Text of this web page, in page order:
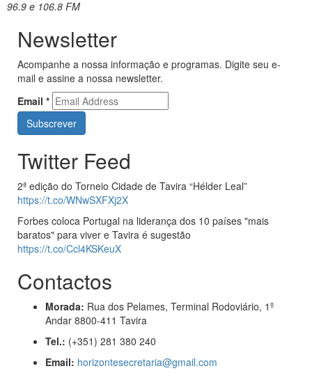
96.9 e 106.8 FM
Newsletter
Acompanhe a nossa informação e programas. Digite seu e-
mail e assine a nossa newsletter.
Email *
Twitter Feed
2ª edição do Torneio Cidade de Tavira “Hélder Leal”
https://t.co/WNwSXFXj2X
Forbes coloca Portugal na liderança dos 10 países "mais
baratos" para viver e Tavira é sugestão
https://t.co/Ccl4KSKeuX
Contactos
Morada: Rua dos Pelames, Terminal Rodoviário, 1º
Andar 8800-411 Tavira
Tel.: (+351) 281 380 240
Email: horizontesecretaria@gmail.com